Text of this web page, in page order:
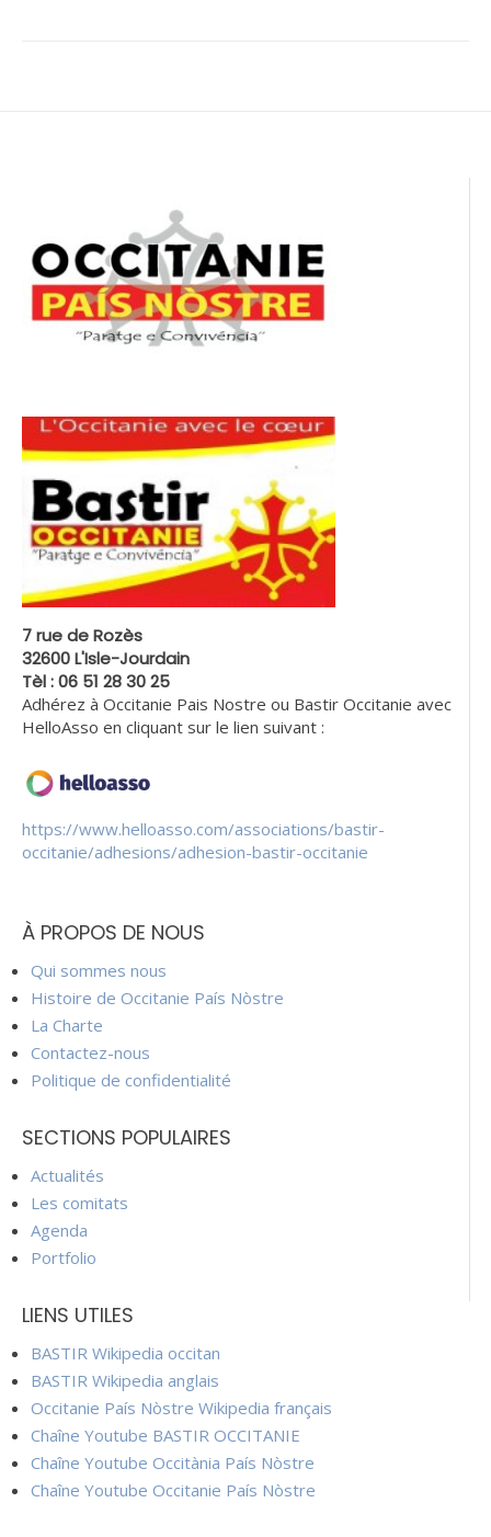
7 rue de Rozès
32600 L'Isle-Jourdain
Tèl : 06 51 28 30 25
Adhérez à Occitanie Pais Nostre ou Bastir Occitanie avec
HelloAsso en cliquant sur le lien suivant :
https://www.helloasso.com/associations/bastir-
occitanie/adhesions/adhesion-bastir-occitanie
À PROPOS DE NOUS
Qui sommes nous
Histoire de Occitanie País Nòstre
La Charte
Contactez-nous
Politique de confidentialité
SECTIONS POPULAIRES
Actualités
Les comitats
Agenda
Portfolio
LIENS UTILES
BASTIR Wikipedia occitan
BASTIR Wikipedia anglais
Occitanie País Nòstre Wikipedia français
Chaîne Youtube BASTIR OCCITANIE
Chaîne Youtube Occitània País Nòstre
Chaîne Youtube Occitanie País Nòstre